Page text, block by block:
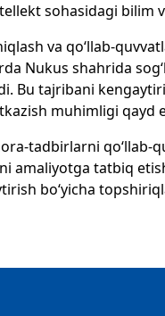
sohasidagi bilim
va qo‘llab-
Nukus shahrida
Bu tajribani
muhimligi qayd
tadbirlarni qo‘llab-
amaliyotga tatbiq
bo‘yicha